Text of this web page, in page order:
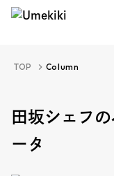
About
History
TOP Column
田坂シェフ
ータ